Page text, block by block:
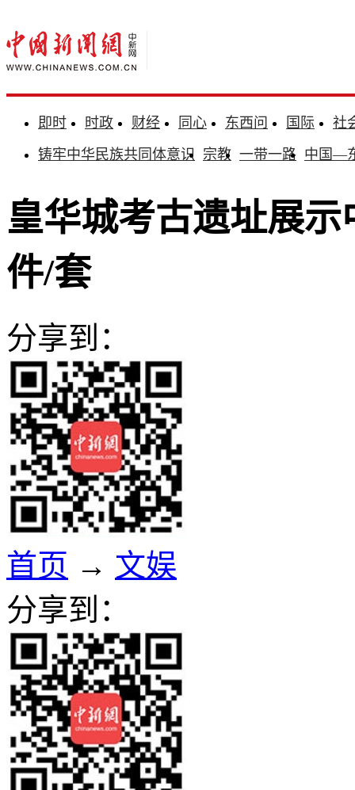
即时 时政 财经 同心 东西问 国际
社
铸牢中华民族共同体意识 宗教 一带一路 中国—
皇华城考古遗址展
件/套
分享到：
首页 → 文娱
分享到：